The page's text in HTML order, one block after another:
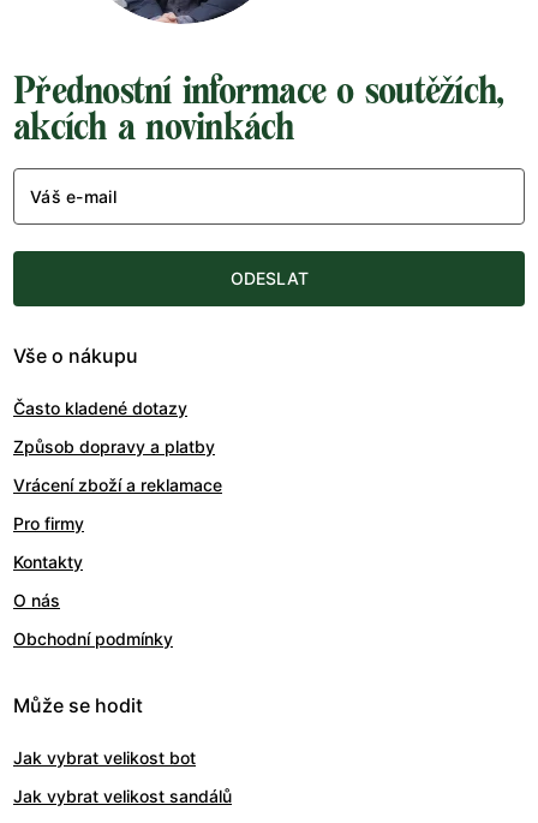
Přednostní informace o soutěžích,
akcích a novinkách
Váš e-mail
ODESLAT
Vše o nákupu
Často kladené dotazy
Způsob dopravy a platby
Vrácení zboží a reklamace
Pro firmy
Kontakty
O nás
Obchodní podmínky
Může se hodit
Jak vybrat velikost bot
Jak vybrat velikost sandálů